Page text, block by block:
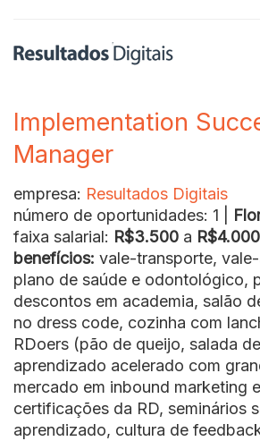
Implementation
Manager
empresa: Resultados Digitais
número de oportunidades: 1 |
faixa salarial: R$3.500 a R$4.000
benefícios: vale-transporte,
plano de saúde e odontológico,
descontos em academia, salão
no dress code, cozinha com
RDoers (pão de queijo, salada
aprendizado acelerado com
mercado em inbound marketing
certificações da RD, seminários
aprendizado, cultura de